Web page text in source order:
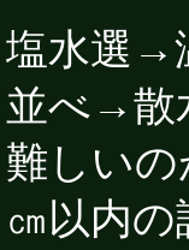
塩水選→
並べ→散
難しい
㎝以内